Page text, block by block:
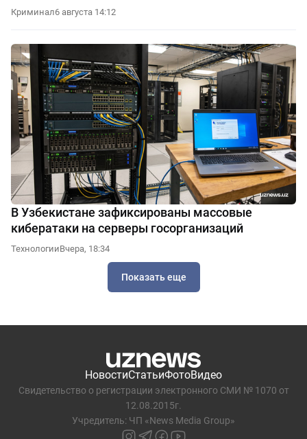
Криминал6 августа 14:12
В Узбекистане зафиксированы массовые
кибератаки на серверы госорганизаций
ТехнологииВчера, 18:34
Показать еще
НовостиСтатьиФотоВидео
Свидетельство о регистрации электронного СМИ № 1070 от
12.08.2015г.
Учредитель: ЧП «News Media Group»